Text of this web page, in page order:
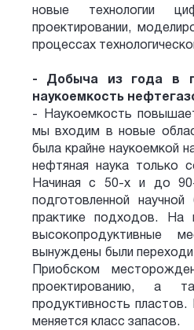
новые технологии
проектировании,
процессах
- Добыча из года в
наукоемкость
- Наукоемкость
мы входим в новые
была крайне наукоемкой
нефтяная наука
Начиная с 50-х и до
подготовленной
практике подходов. На
высокопродуктивные
вынуждены были
Приобском
проектированию, а
продуктивность
меняется класс запасов.